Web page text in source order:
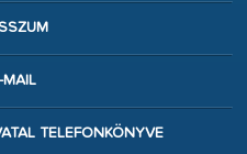
MAIL
TELEFONKÖNYVE